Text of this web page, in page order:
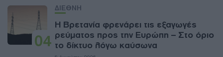
04
ΔΙΕΘΝΗ
Η Βρετανία φρενάρει τις εξαγωγές
ρεύματος προς την Ευρώπη – Στο όριο
το δίκτυο λόγω καύσωνα